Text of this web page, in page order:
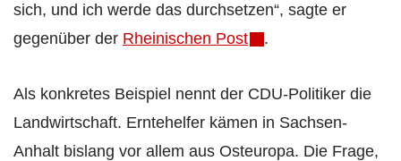
sich, und ich werde das durchsetzen“, sagte er
gegenüber der Rheinischen Post .
Als konkretes Beispiel nennt der CDU-Politiker die
Landwirtschaft. Erntehelfer kämen in Sachsen-
Anhalt bislang vor allem aus Osteuropa. Die Frage,